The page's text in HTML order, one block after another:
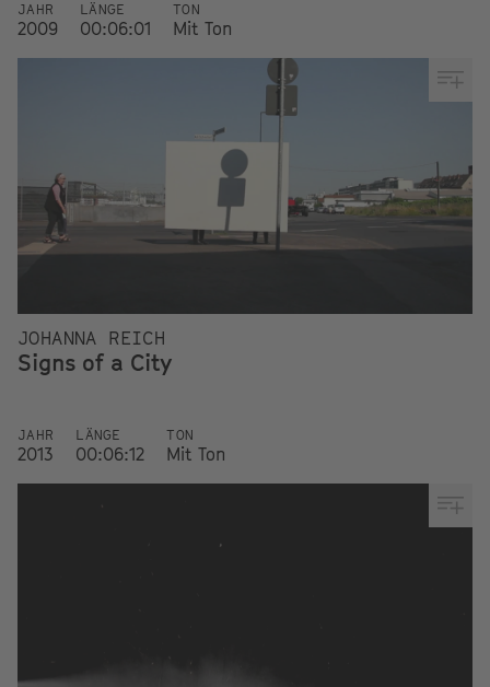
JAHR
2009
LÄNGE
00:06:01
TON
Mit Ton
JOHANNA REICH
Signs of a City
JAHR
2013
LÄNGE
00:06:12
TON
Mit Ton